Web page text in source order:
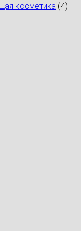
косметика (4)